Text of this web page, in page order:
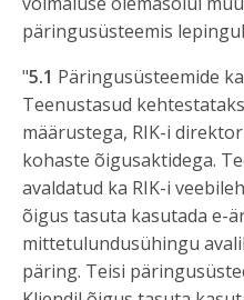
päringusüsteemis
"5.1 Päringusüsteemide
Teenustasud
määrustega, RIK-i
kohaste õigusaktidega.
avaldatud ka RIK-i
õigus tasuta kasutada e-
mittetulundusühingu
päring. Teisi